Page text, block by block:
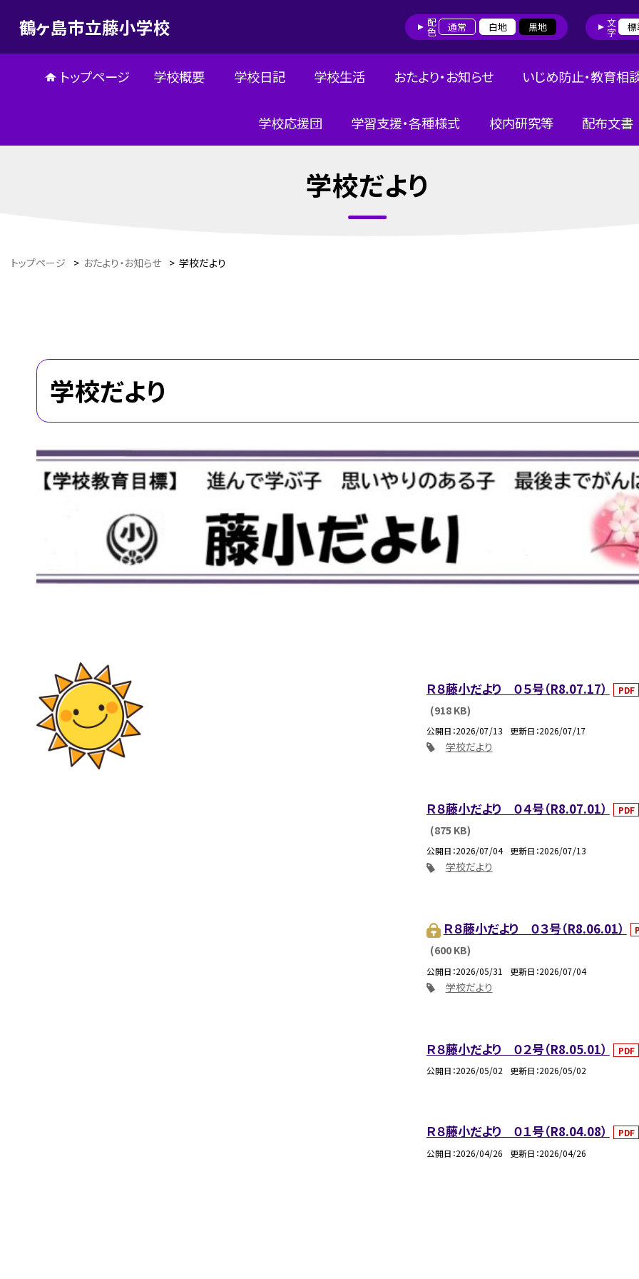
鶴ヶ島市立藤小学校 配色 通常 白地 黒地 文字
トップページ 学校概要 学校日記 学校生活 おたより・お知らせ いじめ防止・教育相
学校応援団 学習支援・各種様式 校内研究等 配布文書
学校だより
トップページ > おたより・お知らせ > 学校だより
学校だより
Ｒ８藤小だより ０５号（R8.07.17） PDF
(918 KB)
公開日 2026/07/13 更新日 2026/07/17
学校だより
Ｒ８藤小だより ０４号（R8.07.01） PDF
(875 KB)
公開日 2026/07/04 更新日 2026/07/13
学校だより
Ｒ８藤小だより ０３号（R8.06.01）
(600 KB)
公開日 2026/05/31 更新日 2026/07/04
学校だより
Ｒ８藤小だより ０２号（R8.05.01）
PDF
公開日 2026/05/02 更新日 2026/05/02
Ｒ８藤小だより ０１号（R8.04.08）
PDF
公開日 2026/04/26 更新日 2026/04/26